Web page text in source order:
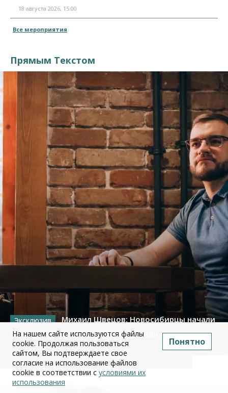
18 августа 2026, 15:00
Все мероприятия
Прямым Текстом
Михаил Швецов: Новосибирцы начали
отменять отдых из-за квеста «найди бензин»
09 июля 2026
На нашем сайте используются файлы
cookie. Продолжая пользоваться
сайтом, Вы подтверждаете свое
согласие на использование файлов
cookie в соответствии с условиями их
использования
Понятно